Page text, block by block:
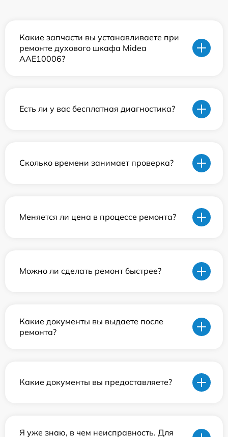
Какие запчасти вы устанавливаете при
ремонте духового шкафа Midea
AAE10006?
Есть ли у вас бесплатная диагностика?
Сколько времени занимает проверка?
Меняется ли цена в процессе ремонта?
Можно ли сделать ремонт быстрее?
Какие документы вы выдаете после
ремонта?
Какие документы вы предоставляете?
Я уже знаю, в чем неисправность. Для